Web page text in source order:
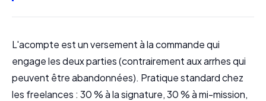
L'acompte est un versement à la commande qui
engage les deux parties (contrairement aux arrhes qui
peuvent être abandonnées). Pratique standard chez
les freelances : 30 % à la signature, 30 % à mi-mission,